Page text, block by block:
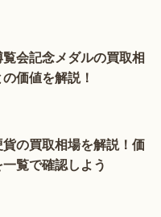
会記念メダルの買取相
価値を解説！
の買取相場を解説！価
覧で確認しよう